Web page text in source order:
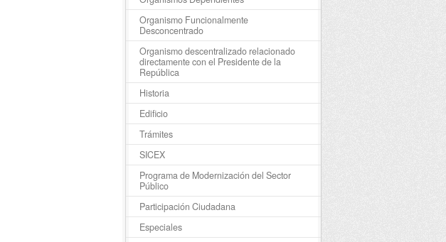
Organismo Funcionalmente
Desconcentrado
Organismo descentralizado relacionado
directamente con el Presidente de la
República
Historia
Edificio
Trámites
SICEX
Programa de Modernización del Sector
Público
Participación Ciudadana
Especiales